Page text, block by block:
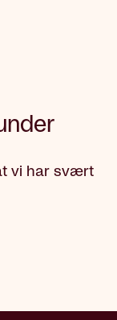
vi har svært